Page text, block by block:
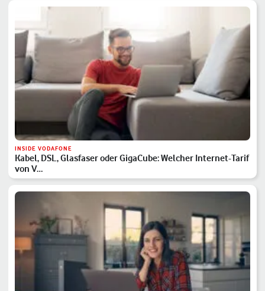
INSIDE VODAFONE
Kabel, DSL, Glasfaser oder GigaCube: Welcher Internet-Tarif
von V…